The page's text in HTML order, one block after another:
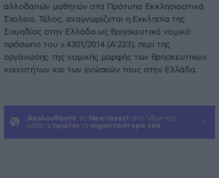
αλλοδαπών μαθητών στα Πρότυπα Εκκλησιαστικά
Σχολεία. Τέλος, αναγνωρίζεται η Εκκλησία της
Σουηδίας στην Ελλάδα ως θρησκευτικό νομικό
πρόσωπο του ν.4301/2014 (Α’223), περί της
οργάνωσης της νομικής μορφής των θρησκευτικών
κοινοτήτων και των ενώσεών τους στην Ελλάδα.
Ακολουθήστε το Newsbeast στο Viber και
μάθετε πρώτοι τα σημαντικότερα νέα